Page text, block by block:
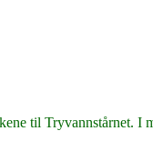
til Tryvannstårnet. I